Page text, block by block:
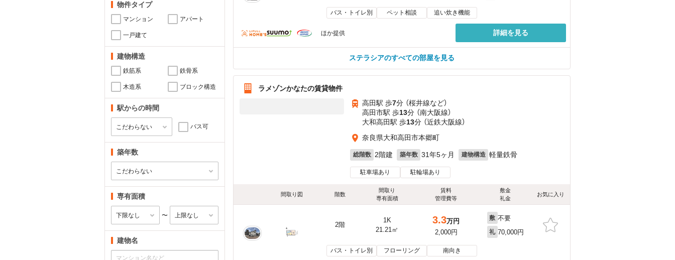
物件タイプ
マンション アパート
一戸建て
建物構造
鉄筋系 鉄骨系
木造系 ブロック構造
駅からの時間
バス可
築年数
専有面積
〜
建物名
バス・トイレ別 ペット相談 追い炊き機能
ほか提供 詳細を見る
ステラシアのすべての部屋を見る
ラメゾンかなたの賃貸物件
高田駅 歩7分 （桜井線など）
高田市駅 歩13分 （南大阪線）
大和高田駅 歩13分 （近鉄大阪線）
奈良県大和高田市本郷町
総階数 2階建 築年数 31年5ヶ月 建物構造 軽量鉄骨
駐車場あり 駐輪場あり
間取り図 階数
間取り
専有面積
賃料
管理費等
敷金
礼金
お気に入り
2階
1K
21.21㎡
3.3万円
2,000円
敷 不要
礼 70,000円
バス・トイレ別 フローリング 南向き